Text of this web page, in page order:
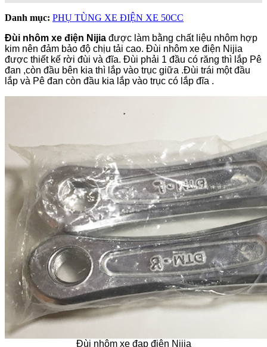
Danh mục: PHỤ TÙNG XE ĐIỆN XE 50CC
Đùi nhôm xe điện Nijia được làm bằng chất liệu nhôm hợp
kim nên đảm bảo độ chịu tải cao. Đùi nhôm xe điện Nijia
được thiết kế rời đùi và đĩa. Đùi phải 1 đầu có răng thì lắp Pê
đan ,còn đầu bên kia thì lắp vào trục giữa .Đùi trái một đầu
lắp và Pê đan còn đầu kia lắp vào trục có lắp đĩa .
Đùi nhôm xe đạp điện Nijia